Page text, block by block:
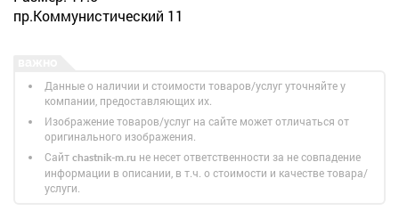
пр.Коммунистический 11
Данные о наличии и стоимости товаров/услуг уточняйте у
компании, предоставляющих их.
Изображение товаров/услуг на сайте может отличаться от
оригинального изображения.
Сайт chastnik-m.ru не несет ответственности за не совпадение
информации в описании, в т.ч. о стоимости и качестве товара/
услуги.